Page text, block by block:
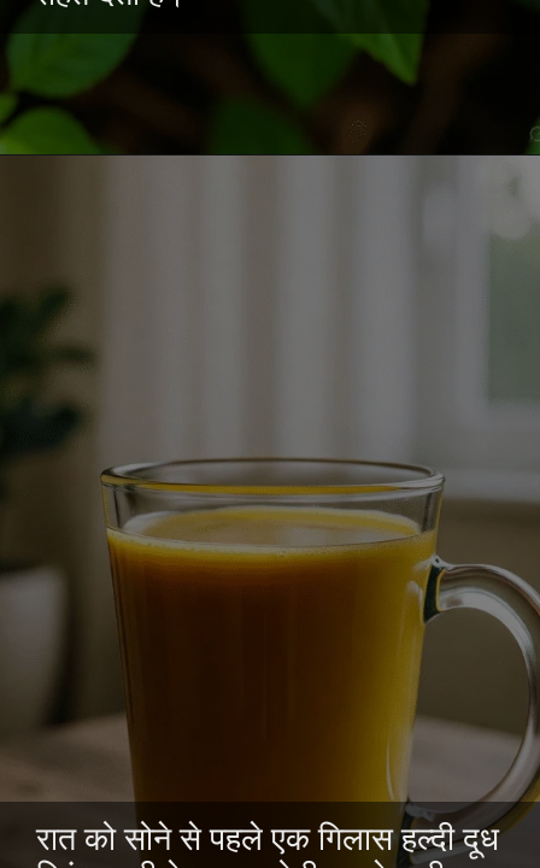
रात को सोने से पहले एक गिलास हल्दी दूध